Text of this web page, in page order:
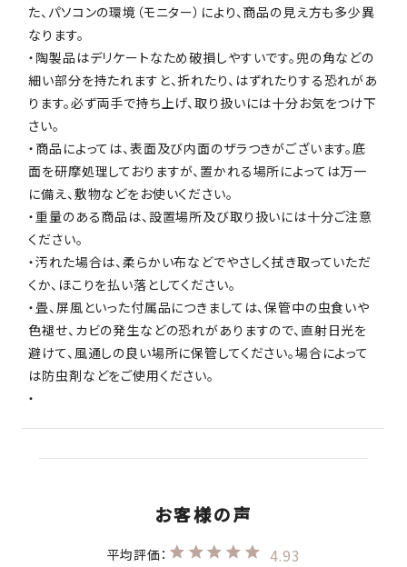
た、パソコンの環境（モニター）により、商品の見え方も多少異
なります。
・陶製品はデリケートなため破損しやすいです。兜の角などの
細い部分を持たれますと、折れたり、はずれたりする恐れがあ
ります。必ず両手で持ち上げ、取り扱いには十分お気をつけ下
さい。
・商品によっては、表面及び内面のザラつきがございます。底
面を研摩処理しておりますが、置かれる場所によっては万一
に備え、敷物などをお使いください。
・重量のある商品は、設置場所及び取り扱いには十分ご注意
ください。
・汚れた場合は、柔らかい布などでやさしく拭き取っていただ
くか、ほこりを払い落としてください。
・畳、屏風といった付属品につきましては、保管中の虫食いや
色褪せ、カビの発生などの恐れがありますので、直射日光を
避けて、風通しの良い場所に保管してください。場合によって
は防虫剤などをご使用ください。
・
4.93